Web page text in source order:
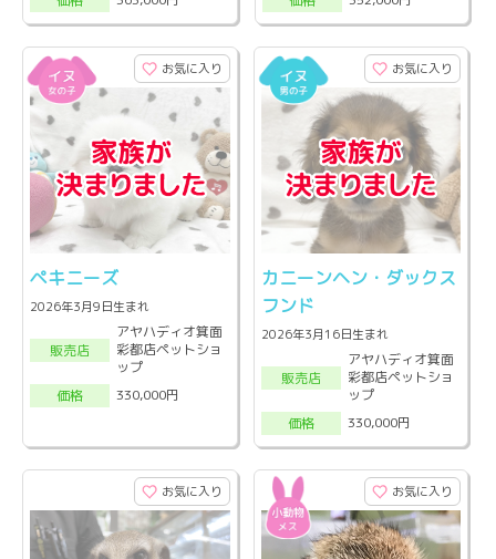
お気に入り
ペキニーズ
2026年3月9日生まれ
販売店
アヤハディオ箕面
彩都店ペットショ
ップ
価格
330,000円
お気に入り
カニーンヘン・ダックス
フンド
2026年3月16日生まれ
販売店
アヤハディオ箕面
彩都店ペットショ
ップ
価格
330,000円
お気に入り お気に入り